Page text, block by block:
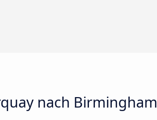
nach Birmingham